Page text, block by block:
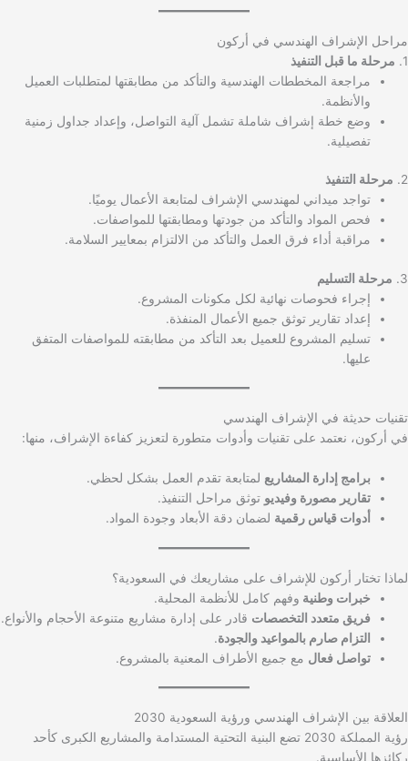
مراحل الإشراف الهندسي في أركون
1.
مرحلة ما قبل التنفيذ
مراجعة المخططات الهندسية والتأكد من مطابقتها لمتطلبات العميل
والأنظمة.
وضع خطة إشراف شاملة تشمل آلية التواصل، وإعداد جداول زمنية
تفصيلية.
2.
مرحلة التنفيذ
تواجد ميداني لمهندسي الإشراف لمتابعة الأعمال يوميًا.
فحص المواد والتأكد من جودتها ومطابقتها للمواصفات.
مراقبة أداء فرق العمل والتأكد من الالتزام بمعايير السلامة.
3.
مرحلة التسليم
إجراء فحوصات نهائية لكل مكونات المشروع.
إعداد تقارير توثق جميع الأعمال المنفذة.
تسليم المشروع للعميل بعد التأكد من مطابقته للمواصفات المتفق
عليها.
تقنيات حديثة في الإشراف الهندسي
في أركون، نعتمد على تقنيات وأدوات متطورة لتعزيز كفاءة الإشراف، منها:
برامج إدارة المشاريع لمتابعة تقدم العمل بشكل لحظي.
تقارير مصورة وفيديو توثق مراحل التنفيذ.
أدوات قياس رقمية لضمان دقة الأبعاد وجودة المواد.
لماذا تختار أركون للإشراف على مشاريعك في السعودية؟
خبرات وطنية وفهم كامل للأنظمة المحلية.
فريق متعدد التخصصات قادر على إدارة مشاريع متنوعة الأحجام والأنواع.
التزام صارم بالمواعيد والجودة.
تواصل فعال مع جميع الأطراف المعنية بالمشروع.
العلاقة بين الإشراف الهندسي ورؤية السعودية 2030
رؤية المملكة 2030 تضع البنية التحتية المستدامة والمشاريع الكبرى كأحد
ركائزها الأساسية.